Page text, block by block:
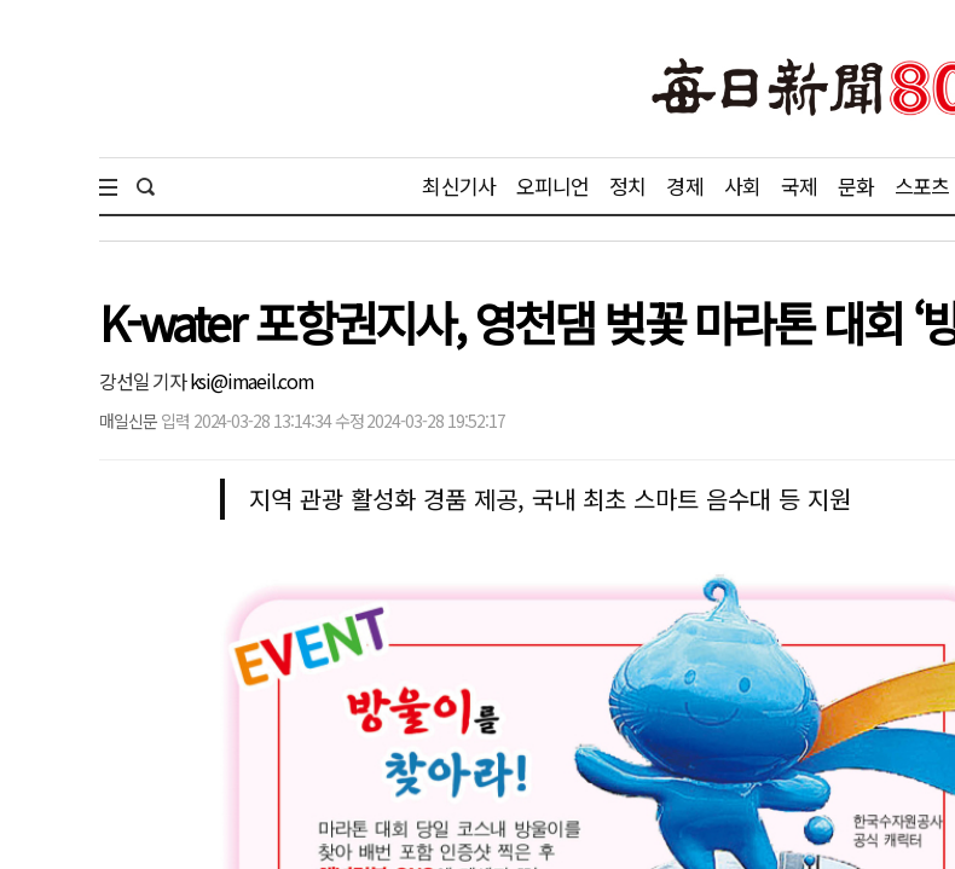
최신기사 오피니언 정치 경제 사회 국제 문화 스포츠
K-water 포항권지사, 영천댐 벚꽃 마라톤 대회 ‘
강선일 기자ksi@imaeil.com
매일신문 입력 2024-03-28 13:14:34 수정 2024-03-28 19:52:17
지역 관광 활성화 경품 제공, 국내 최초 스마트 음수대 등 지원